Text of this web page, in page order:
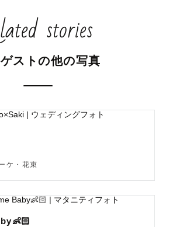
ます。
についてヒアリングさせていただ
わせた、オーダーメイドな撮影を心
？🌿
stories
ストの他の写真
ケ・花束